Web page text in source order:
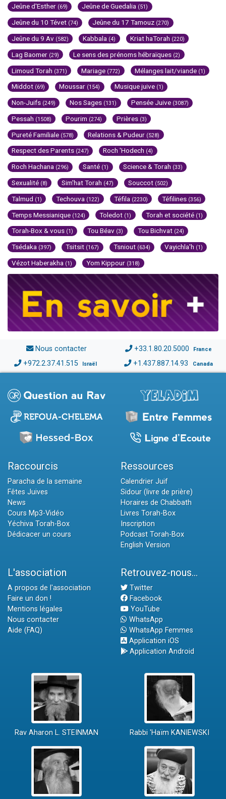
Jeûne d'Esther (69) Jeûne de Guedalia (51)
Jeûne du 10 Tévet (74) Jeûne du 17 Tamouz (270)
Jeûne du 9 Av (582) Kabbala (4) Kriat haTorah (220)
Lag Baomer (29) Le sens des prénoms hébraïques (2)
Limoud Torah (371) Mariage (772) Mélanges lait/viande (1)
Middot (69) Moussar (154) Musique juive (1)
Non-Juifs (249) Nos Sages (131) Pensée Juive (3087)
Pessah (1508) Pourim (274) Prières (3)
Pureté Familiale (578) Relations & Pudeur (528)
Respect des Parents (247) Roch 'Hodech (4)
Roch Hachana (296) Santé (1) Science & Torah (33)
Sexualité (8) Sim'hat Torah (47) Souccot (502)
Talmud (1) Techouva (122) Téfila (2230) Téfilines (356)
Temps Messianique (124) Toledot (1) Torah et société (1)
Torah-Box & vous (1) Tou Béav (3) Tou Bichvat (24)
Tsédaka (397) Tsitsit (167) Tsniout (634) Vayichla'h (1)
Vézot Haberakha (1) Yom Kippour (318)
Nous contacter +33.1.80.20.5000 France
+972.2.37.41.515 Israël +1.437.887.14.93 Canada
Raccourcis
Paracha de la semaine
Fêtes Juives
News
Cours Mp3-Vidéo
Yéchiva Torah-Box
Dédicacer un cours
Ressources
Calendrier Juif
Sidour (livre de prière)
Horaires de Chabbath
Livres Torah-Box
Inscription
Podcast Torah-Box
English Version
L'association
A propos de l'association
Faire un don !
Mentions légales
Nous contacter
Aide (FAQ)
Retrouvez-nous...
Twitter
Facebook
YouTube
WhatsApp
WhatsApp Femmes
Application iOS
Application Android
Rav Aharon L. STEINMAN Rabbi 'Haïm KANIEWSKI